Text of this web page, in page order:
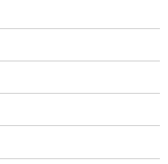
イテムはネコボン使用、に
。残り枠はエキゾチック、
、ムギワラ、トゲラン、前
悪魔トナカイが2体合流して
出てきますが、トゲラン超